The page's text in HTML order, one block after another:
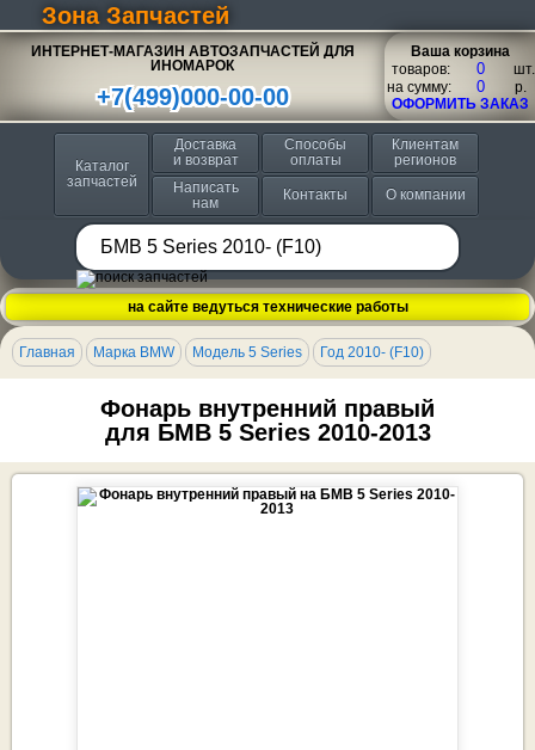
Зона Запчастей
ИНТЕРНЕТ-МАГАЗИН АВТОЗАПЧАСТЕЙ ДЛЯ
ИНОМАРОК
+7(499)000-00-00
Ваша корзина
товаров:
шт.
на сумму:
p.
ОФОРМИТЬ ЗАКАЗ
Каталог
запчастей
Доставка
и возврат
Способы
оплаты
Клиентам
регионов
Написать
нам
Контакты О компании
на сайте ведуться технические работы
Главная Марка BMW Модель 5 Series Год 2010- (F10)
Фонарь внутренний правый
для БМВ 5 Series 2010-2013